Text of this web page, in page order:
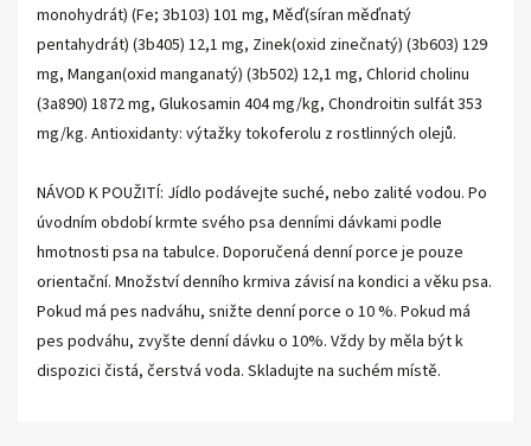
monohydrát) (Fe; 3b103) 101 mg, Měď(síran měďnatý
pentahydrát) (3b405) 12,1 mg, Zinek(oxid zinečnatý) (3b603) 129
mg, Mangan(oxid manganatý) (3b502) 12,1 mg, Chlorid cholinu
(3a890) 1872 mg, Glukosamin 404 mg/kg, Chondroitin sulfát 353
mg/kg. Antioxidanty: výtažky tokoferolu z rostlinných olejů.
NÁVOD K POUŽITÍ: Jídlo podávejte suché, nebo zalité vodou. Po
úvodním období krmte svého psa denními dávkami podle
hmotnosti psa na tabulce. Doporučená denní porce je pouze
orientační. Množství denního krmiva závisí na kondici a věku psa.
Pokud má pes nadváhu, snižte denní porce o 10 %. Pokud má
pes podváhu, zvyšte denní dávku o 10%. Vždy by měla být k
dispozici čistá, čerstvá voda. Skladujte na suchém místě.